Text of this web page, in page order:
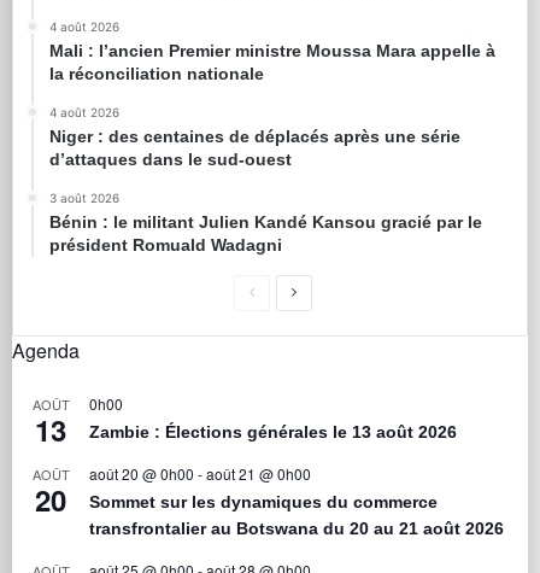
4 août 2026
Mali : l’ancien Premier ministre Moussa Mara appelle à
la réconciliation nationale
4 août 2026
Niger : des centaines de déplacés après une série
d’attaques dans le sud-ouest
3 août 2026
Bénin : le militant Julien Kandé Kansou gracié par le
président Romuald Wadagni
Agenda
AOÛT
13
0h00
Zambie : Élections générales le 13 août 2026
AOÛT
20
août 20 @ 0h00 -août 21 @ 0h00
Sommet sur les dynamiques du commerce
transfrontalier au Botswana du 20 au 21 août 2026